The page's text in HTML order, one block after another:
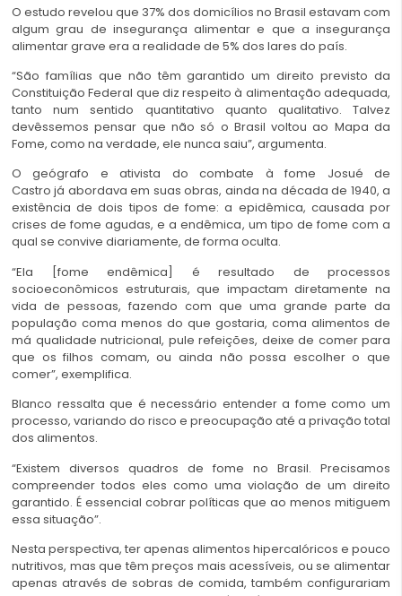
O estudo revelou que 37% dos domicílios no Brasil estavam com
algum grau de insegurança alimentar e que a insegurança
alimentar grave era a realidade de 5% dos lares do país.
“São famílias que não têm garantido um direito previsto da
Constituição Federal que diz respeito à alimentação adequada,
tanto num sentido quantitativo quanto qualitativo. Talvez
devêssemos pensar que não só o Brasil voltou ao Mapa da
Fome, como na verdade, ele nunca saiu”, argumenta.
O geógrafo e ativista do combate à fome Josué de
Castro já abordava em suas obras, ainda na década de 1940, a
existência de dois tipos de fome: a epidêmica, causada por
crises de fome agudas, e a endêmica, um tipo de fome com a
qual se convive diariamente, de forma oculta.
“Ela [fome endêmica] é resultado de processos
socioeconômicos estruturais, que impactam diretamente na
vida de pessoas, fazendo com que uma grande parte da
população coma menos do que gostaria, coma alimentos de
má qualidade nutricional, pule refeições, deixe de comer para
que os filhos comam, ou ainda não possa escolher o que
comer”, exemplifica.
Blanco ressalta que é necessário entender a fome como um
processo, variando do risco e preocupação até a privação total
dos alimentos.
“Existem diversos quadros de fome no Brasil. Precisamos
compreender todos eles como uma violação de um direito
garantido. É essencial cobrar políticas que ao menos mitiguem
essa situação”.
Nesta perspectiva, ter apenas alimentos hipercalóricos e pouco
nutritivos, mas que têm preços mais acessíveis, ou se alimentar
apenas através de sobras de comida, também configurariam